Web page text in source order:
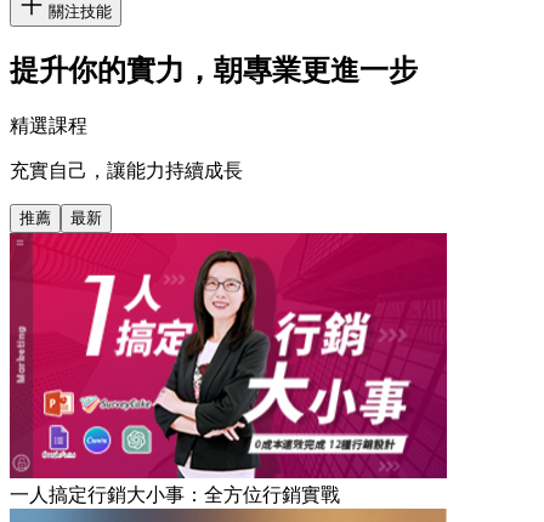
關注技能
提升你的實力，朝專業更進一步
精選課程
充實自己，讓能力持續成長
推薦 最新
一人搞定行銷大小事：全方位行銷實戰